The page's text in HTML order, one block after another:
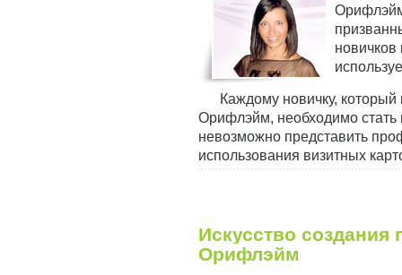
новичков
Каждому новичку, который
Орифлэйм, необходимо
невозможно представить
использования визитных
Искусство
Орифлэйм